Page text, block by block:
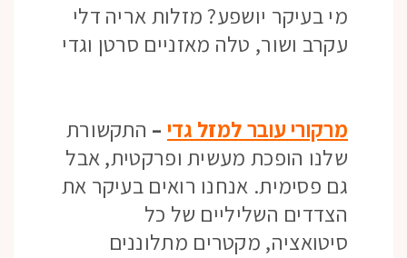
מי בעיקר יושפע? מזלות אריה דלי
עקרב ושור, טלה מאזניים סרטן וגדי
מרקורי עובר למזל גדי – התקשורת
שלנו הופכת מעשית ופרקטית, אבל
גם פסימית. אנחנו רואים בעיקר את
הצדדים השליליים של כל
סיטואציה, מקטרים מתלוננים